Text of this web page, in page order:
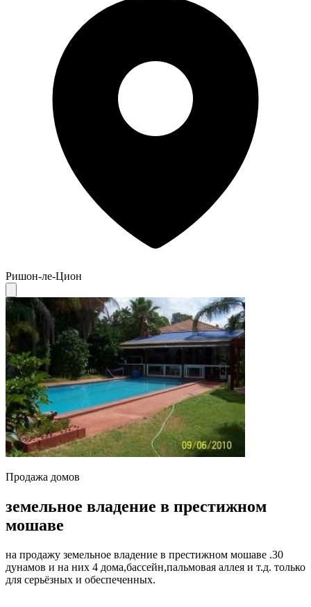
Ришон-ле-Цион
Продажа домов
земельное владение в престижном
мошаве
на продажу земельное владение в престижном мошаве .30
дунамов и на них 4 дома,бассейн,пальмовая аллея и т.д. только
для серьёзных и обеспеченных.